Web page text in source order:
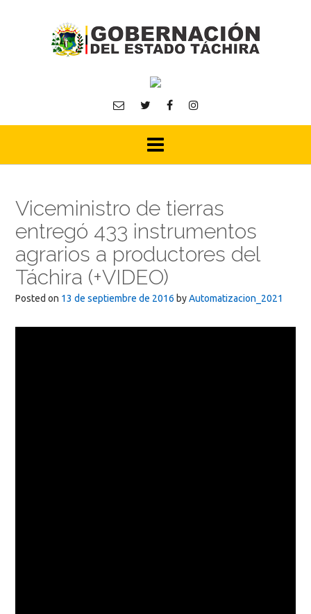
Viceministro de tierras
entregó 433 instrumentos
agrarios a productores del
Táchira (+VIDEO)
Posted on 13 de septiembre de 2016 byAutomatizacion_2021